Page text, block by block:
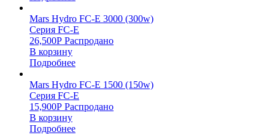
Mars Hydro FC-E 3000 (300w)
Серия FC-E
26,500Р Распродано
В корзину
Подробнее
Mars Hydro FC-E 1500 (150w)
Серия FC-E
15,900Р Распродано
В корзину
Подробнее